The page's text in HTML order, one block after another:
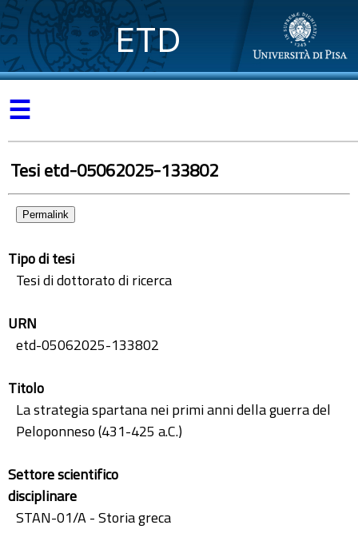
ETD
☰
Tesi etd-05062025-133802
Permalink
Tipo di tesi
Tesi di dottorato di ricerca
URN
etd-05062025-133802
Titolo
La strategia spartana nei primi anni della guerra del
Peloponneso (431-425 a.C.)
Settore scientifico
disciplinare
STAN-01/A - Storia greca